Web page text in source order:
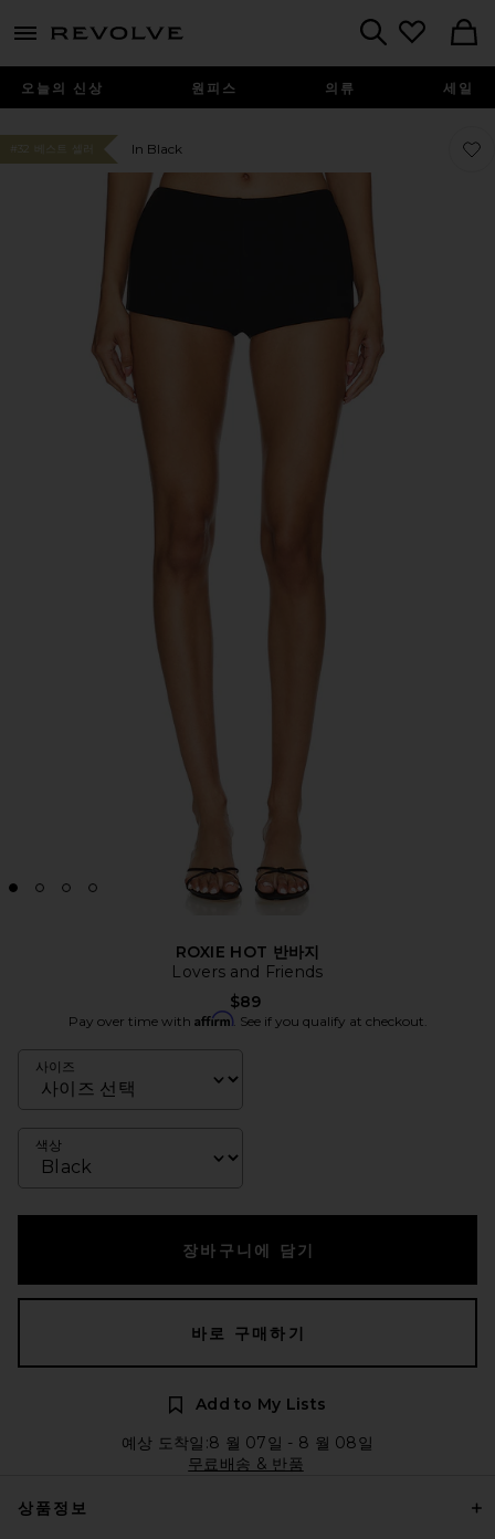
menu - shows more content
오늘의 신상 원피스 의류 세일
#32 베스트 셀러 In Black 찜상
찜상
ROXIE HOT 반바지
Lovers and Friends
$89
Pay over time with Affirm. See if you qualify at checkout.
사이즈
색상
장바구니에 담기
바로 구매하기
Add to My Lists
예상 도착일:8 월 07일 - 8 월 08일
무료배송 & 반품
상품정보